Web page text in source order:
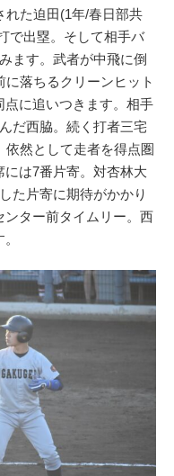
れた迫田(1年/春日部共
で出塁。そして相手バ
ます。武者が中飛に倒
落ちるクリーンヒット
点に追いつきます。相手
だ西脇。続く打者三宅
依然として走者を得点圏
は7番片寄。対杏林大
た片寄に期待がかかり
ンター前タイムリー。西